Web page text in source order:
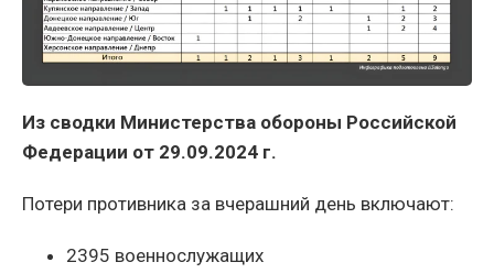
Из сводки Министерства обороны Российской
Федерации от 29.09.2024 г.
Потери противника за вчерашний день включают:
2395 военнослужащих